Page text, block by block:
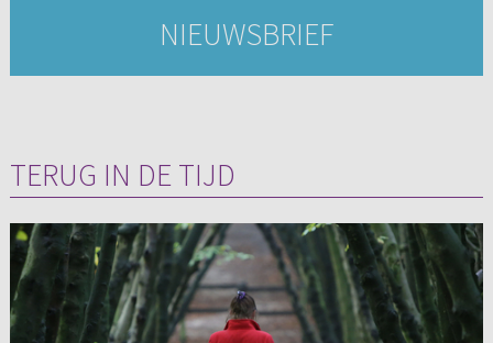
NIEUWSBRIEF
TERUG IN DE TIJD